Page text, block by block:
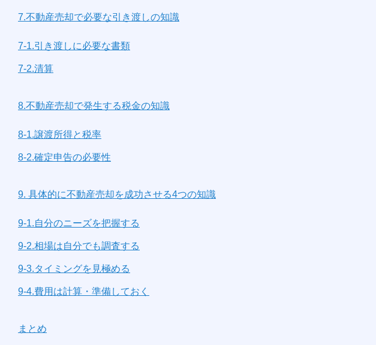
7.不動産売却で必要な引き渡しの知識
7-1.引き渡しに必要な書類
7-2.清算
8.不動産売却で発生する税金の知識
8-1.譲渡所得と税率
8-2.確定申告の必要性
9. 具体的に不動産売却を成功させる4つの知識
9-1.自分のニーズを把握する
9-2.相場は自分でも調査する
9-3.タイミングを見極める
9-4.費用は計算・準備しておく
まとめ